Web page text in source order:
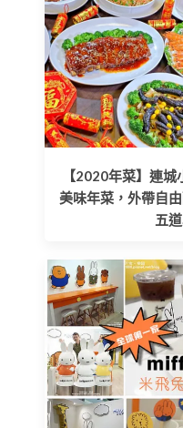
【2020年菜】連
美味年菜，外帶自
五